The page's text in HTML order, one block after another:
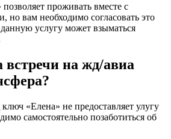
проживать вместе с
вам необходимо согласовать это
услугу может взыматься
встречи на жд/авиа
«Елена» не предоставляет улугу
самостоятельно позаботиться об